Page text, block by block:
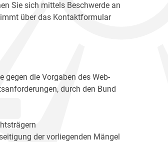
Sie sich mittels Beschwerde an
über das Kontaktformular
gegen die Vorgaben des Web-
durch den Bund
der vorliegenden Mängel